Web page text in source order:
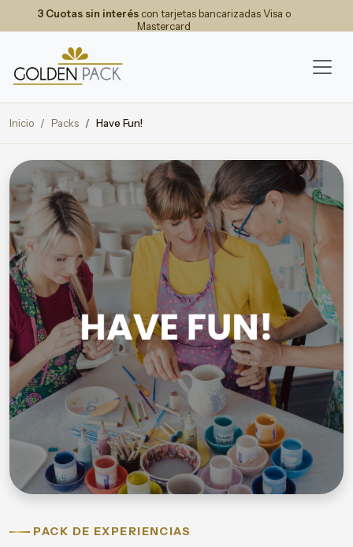
3 Cuotas sin interéscon tarjetas bancarizadas Visa o
Mastercard
Inicio Packs Have Fun!
PACK DE EXPERIENCIAS